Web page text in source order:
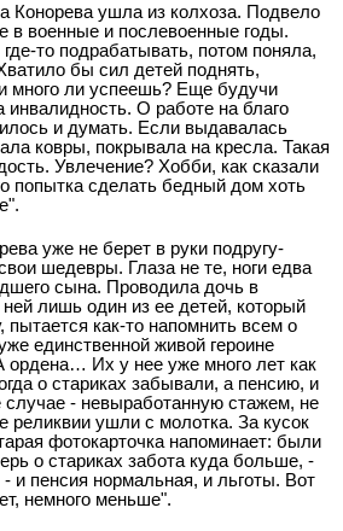
Конорева ушла из колхоза. Подвело
в военные и послевоенные годы.
то подрабатывать, потом поняла,
бы сил детей поднять,
много ли успеешь? Еще будучи
О работе на благо
и думать. Если выдавалась
ковры, покрывала на кресла. Такая
Увлечение? Хобби, как сказали
попытка сделать бедный дом хоть
уже не берет в руки подругу-
шедевры. Глаза не те, ноги едва
сына. Проводила дочь в
лишь один из ее детей, который
пытается как-то напомнить всем о
единственной живой героине
Их у нее уже много лет как
о стариках забывали, а пенсию, и
случае - невыработанную стажем, не
реликвии ушли с молотка. За кусок
фотокарточка напоминает: были
о стариках забота куда больше, -
- и пенсия нормальная, и льготы. Вот
немного меньше".